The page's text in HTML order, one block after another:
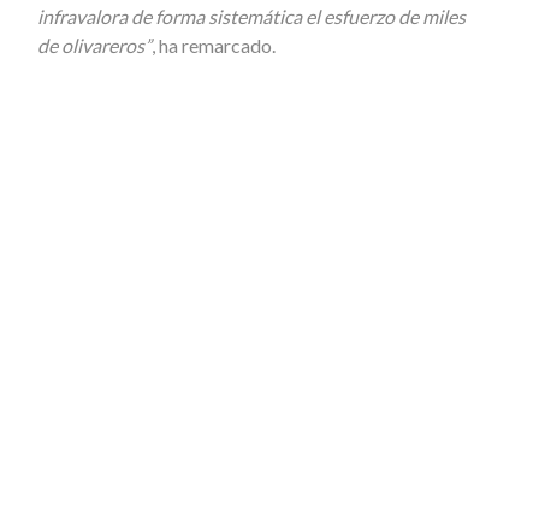
infravalora de forma sistemática el esfuerzo de miles
de olivareros”, ha remarcado.